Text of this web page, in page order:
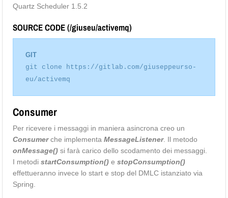
Quartz Scheduler 1.5.2
SOURCE CODE (/giuseu/activemq)
GIT
git clone https : //gitlab.com/giuseppeurso-
eu/activemq
Consumer
Per ricevere i messaggi in maniera asincrona creo un
Consumerche implementaMessageListener. Il metodo
onMessage() si farà carico dello scodamento dei messaggi.
I metodistartConsumption() estopConsumption()
effettueranno invece lo start e stop del DMLC istanziato via
Spring.